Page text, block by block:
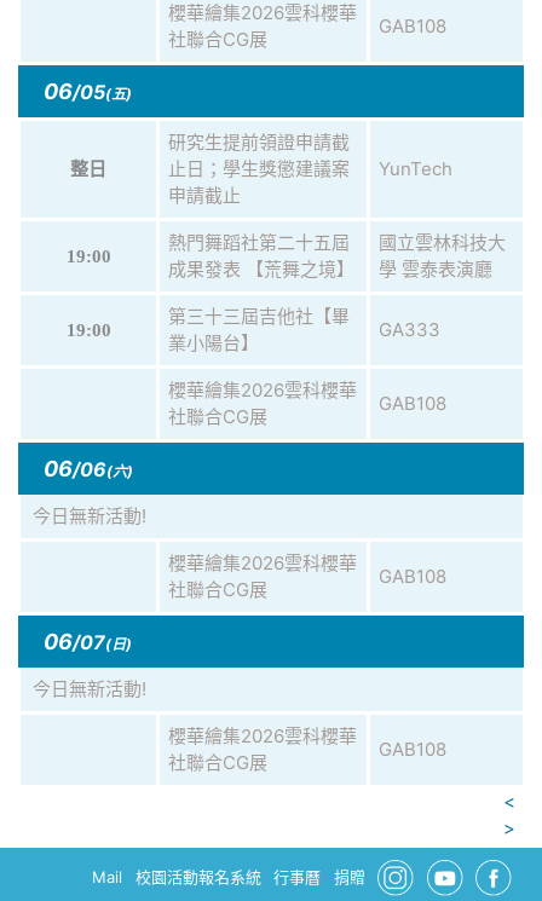
櫻華繪集2026雲科櫻華
社聯合CG展
GAB108
06/05(五)
整日
研究生提前領證申請截
止日；學生獎懲建議案
申請截止
YunTech
19:00
熱門舞蹈社第二十五屆
成果發表 【荒舞之境】
國立雲林科技大
學 雲泰表演廳
19:00
第三十三屆吉他社【畢
業小陽台】
GA333
櫻華繪集2026雲科櫻華
社聯合CG展
GAB108
06/06(六)
今日無新活動!
櫻華繪集2026雲科櫻華
社聯合CG展
GAB108
06/07(日)
今日無新活動!
櫻華繪集2026雲科櫻華
社聯合CG展
GAB108
<
>
Mail 校園活動報名系統 行事曆 捐贈